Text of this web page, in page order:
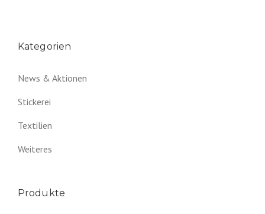
Kategorien
News & Aktionen
Stickerei
Textilien
Weiteres
Produkte